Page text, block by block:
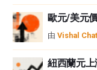
歐元/美元
由 Vishal
紐西蘭元